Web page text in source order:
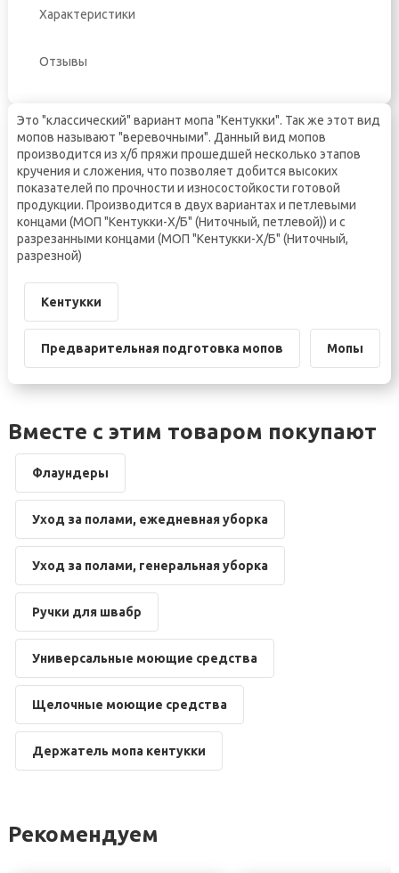
Характеристики
Отзывы
Это "классический" вариант мопа "Кентукки". Так же этот вид
мопов называют "веревочными". Данный вид мопов
производится из х/б пряжи прошедшей несколько этапов
кручения и сложения, что позволяет добится высоких
показателей по прочности и износостойкости готовой
продукции. Производится в двух вариантах и петлевыми
концами (МОП "Кентукки-Х/Б" (Ниточный, петлевой)) и с
разрезанными концами (МОП "Кентукки-Х/Б" (Ниточный,
разрезной)
Кентукки
Предварительная подготовка мопов Мопы
Вместе с этим товаром покупают
Флаундеры
Уход за полами, ежедневная уборка
Уход за полами, генеральная уборка
Ручки для швабр
Универсальные моющие средства
Щелочные моющие средства
Держатель мопа кентукки
Рекомендуем